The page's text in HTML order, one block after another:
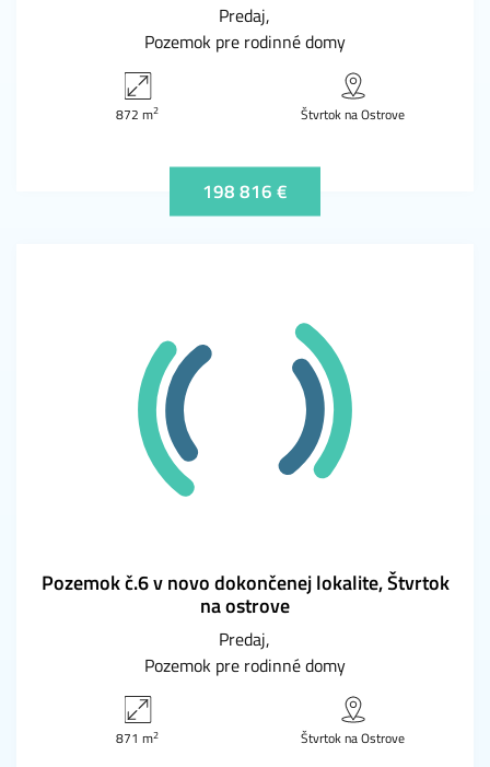
Predaj
Pozemok pre rodinné domy
872 m2 Štvrtok na Ostrove
198 816 €
Pozemok č.6 v novo dokončenej lokalite, Štvrtok
na ostrove
Predaj
Pozemok pre rodinné domy
871 m2 Štvrtok na Ostrove